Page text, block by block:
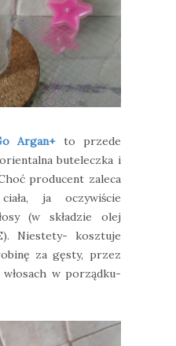
Argan+ to przede
buteleczka i
producent zaleca
ja oczywiście
(w składzie olej
Niestety- kosztuje
za gęsty, przez
w porządku-